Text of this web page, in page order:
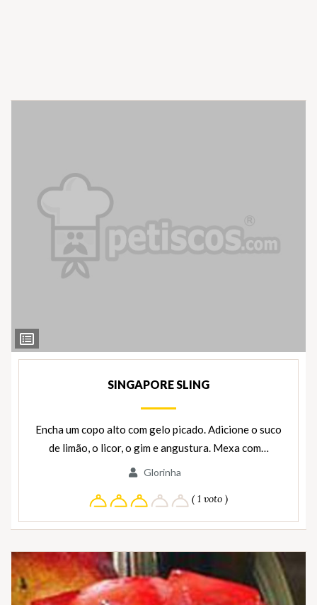
Ver
Ingredientes
SINGAPORE SLING
Encha um copo alto com gelo picado. Adicione o suco
de limão, o licor, o gim e angustura. Mexa com…
Glorinha
( 1 voto )